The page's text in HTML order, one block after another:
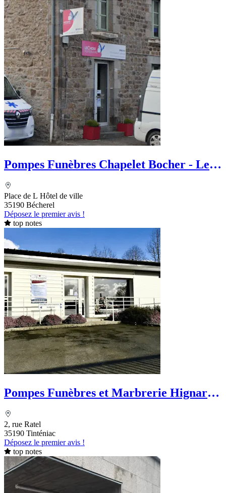
Pompes Funèbres Chapelet Bocher - Le
Place de L Hôtel de ville
35190 Bécherel
Déposez le premier avis !
top notes
Pompes Funèbres et Marbrerie Hignard -
2, rue Ratel
35190 Tinténiac
Déposez le premier avis !
top notes